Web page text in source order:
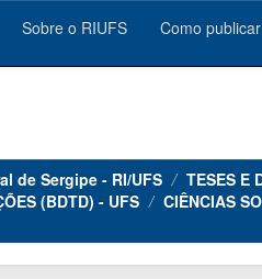
Sobre o RIUFS Como publicar
de Sergipe - RI/UFS
TESES E
(BDTD) - UFS
CIÊNCIAS